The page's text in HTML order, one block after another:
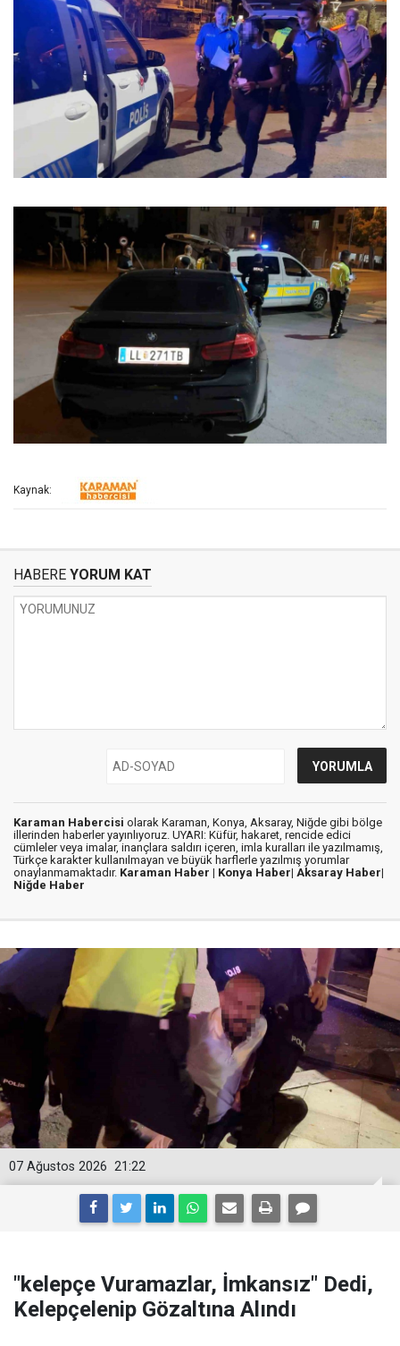
Kaynak:
HABERE YORUM KAT
Karaman Habercisi olarak Karaman, Konya, Aksaray, Niğde gibi bölge
illerinden haberler yayınlıyoruz. UYARI: Küfür, hakaret, rencide edici
cümleler veya imalar, inançlara saldırı içeren, imla kuralları ile yazılmamış,
Türkçe karakter kullanılmayan ve büyük harflerle yazılmış yorumlar
onaylanmamaktadır. Karaman Haber | Konya Haber| Aksaray Haber|
Niğde Haber
21:22
07 Ağustos 2026
"kelepçe Vuramazlar, İmkansız" Dedi,
Kelepçelenip Gözaltına Alındı